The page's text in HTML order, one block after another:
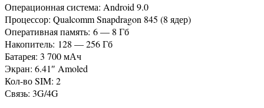
Операционная система: Android 9.0
Процессор: Qualcomm Snapdragon 845 (8 ядер)
Оперативная память: 6 — 8 Гб
Накопитель: 128 — 256 Гб
Батарея: 3 700 мАч
Экран: 6.41″ Amoled
Кол-во SIM: 2
Связь: 3G/4G